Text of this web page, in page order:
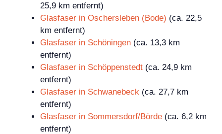
25,9 km entfernt)
Glasfaser in Oschersleben (Bode) (ca. 22,5
km entfernt)
Glasfaser in Schöningen (ca. 13,3 km
entfernt)
Glasfaser in Schöppenstedt (ca. 24,9 km
entfernt)
Glasfaser in Schwanebeck (ca. 27,7 km
entfernt)
Glasfaser in Sommersdorf/Börde (ca. 6,2 km
entfernt)